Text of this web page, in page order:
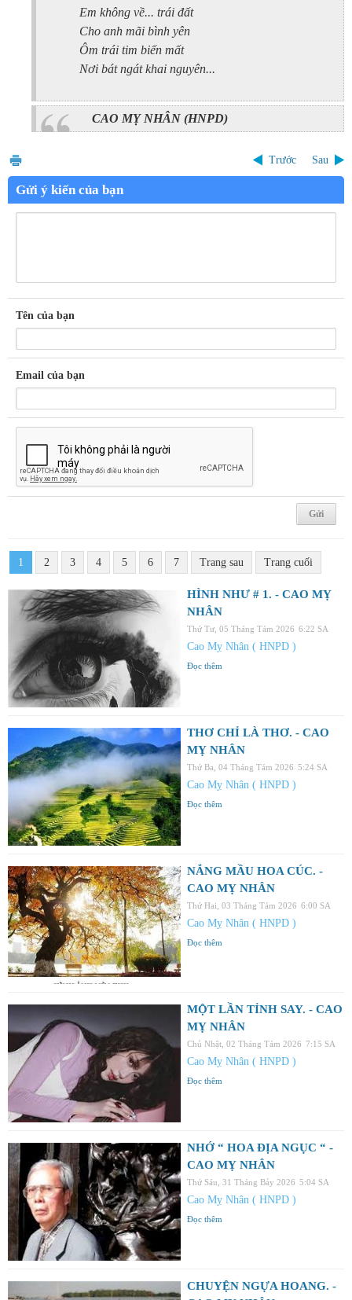
Em không về... trái đất
Cho anh mãi bình yên
Ôm trái tim biến mất
Nơi bát ngát khai nguyên...
CAO MỴ NHÂN (HNPD)
Trước Sau
Gửi ý kiến của bạn
Tên của bạn
Email của bạn
1 2 3 4 5 6 7 Trang sau Trang cuối
HÌNH NHƯ # 1. - CAO MỴ
NHÂN
Thứ Tư, 05 Tháng Tám 2026 6:22 SA
Cao Mỵ Nhân ( HNPD )
Đọc thêm
THƠ CHỈ LÀ THƠ. - CAO
MỴ NHÂN
Thứ Ba, 04 Tháng Tám 2026 5:24 SA
Cao Mỵ Nhân ( HNPD )
Đọc thêm
NẮNG MẦU HOA CÚC. -
CAO MỴ NHÂN
Thứ Hai, 03 Tháng Tám 2026 6:00 SA
Cao Mỵ Nhân ( HNPD )
Đọc thêm
MỘT LẦN TỈNH SAY. - CAO
MỴ NHÂN
Chủ Nhật, 02 Tháng Tám 2026 7:15 SA
Cao Mỵ Nhân ( HNPD )
Đọc thêm
NHỚ “ HOA ĐỊA NGỤC “ -
CAO MỴ NHÂN
Thứ Sáu, 31 Tháng Bảy 2026 5:04 SA
Cao Mỵ Nhân ( HNPD )
Đọc thêm
CHUYỆN NGỰA HOANG. -